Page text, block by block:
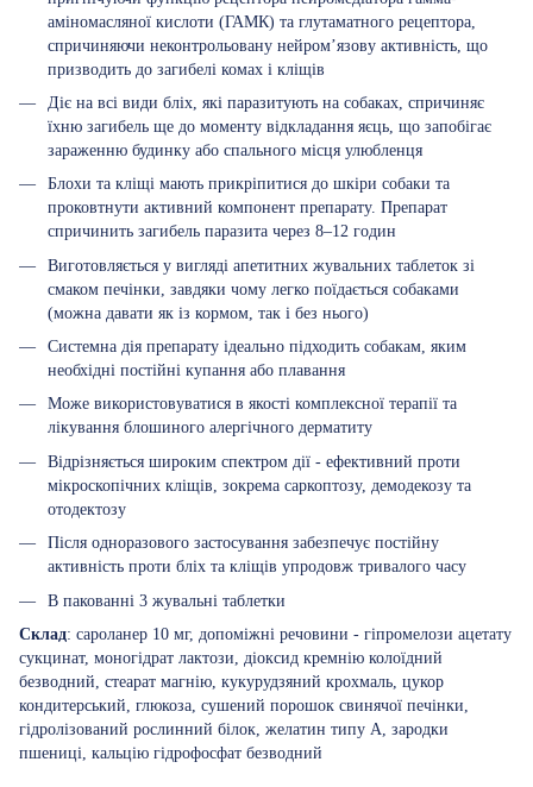
аміномасляної кислоти (ГАМК) та глутаматного рецептора,
спричиняючи неконтрольовану нейром’язову активність, що
призводить до загибелі комах і кліщів
Діє на всі види бліх, які паразитують на собаках, спричиняє
їхню загибель ще до моменту відкладання яєць, що запобігає
зараженню будинку або спального місця улюбленця
Блохи та кліщі мають прикріпитися до шкіри собаки та
проковтнути активний компонент препарату. Препарат
спричинить загибель паразита через 8–12 годин
Виготовляється у вигляді апетитних жувальних таблеток зі
смаком печінки, завдяки чому легко поїдається собаками
(можна давати як із кормом, так і без нього)
Системна дія препарату ідеально підходить собакам, яким
необхідні постійні купання або плавання
Може використовуватися в якості комплексної терапії та
лікування блошиного алергічного дерматиту
Відрізняється широким спектром дії - ефективний проти
мікроскопічних кліщів, зокрема саркоптозу, демодекозу та
отодектозу
Після одноразового застосування забезпечує постійну
активність проти бліх та кліщів упродовж тривалого часу
В пакованні 3 жувальні таблетки
Склад: сароланер 10 мг, допоміжні речовини - гіпромелози ацетату
сукцинат, моногідрат лактози, діоксид кремнію колоїдний
безводний, стеарат магнію, кукурудзяний крохмаль, цукор
кондитерський, глюкоза, сушений порошок свинячої печінки,
гідролізований рослинний білок, желатин типу А, зародки
пшениці, кальцію гідрофосфат безводний